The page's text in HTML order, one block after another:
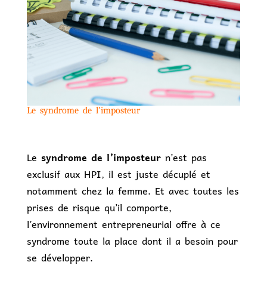
Le syndrome de l’imposteur
Le syndrome de l’imposteurn’est pas
exclusif aux HPI, il est juste décuplé et
notamment chez la femme. Et avec toutes les
prises de risque qu’il comporte,
l’environnement entrepreneurial offre à ce
syndrome toute la place dont il a besoin pour
se développer.